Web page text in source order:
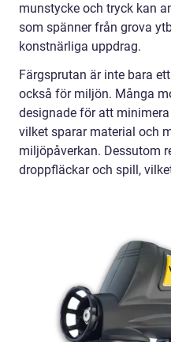
munstycke och tryck kan
som spänner från grova
konstnärliga uppdrag.
Färgsprutan är inte bara
också för miljön. Många
designade för att
vilket sparar material och
miljöpåverkan. Dessutom
droppfläckar och spill,